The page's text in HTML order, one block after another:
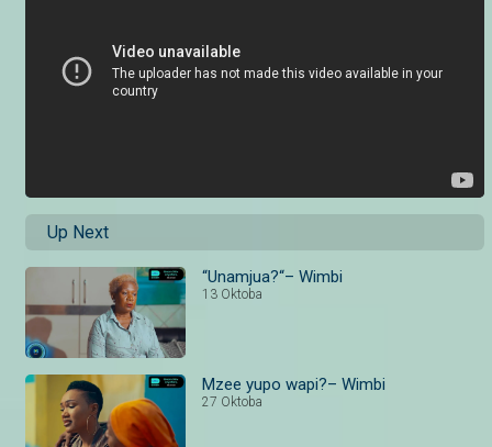
Up Next
“Unamjua?“– Wimbi
13 Oktoba
Mzee yupo wapi?– Wimbi
27 Oktoba